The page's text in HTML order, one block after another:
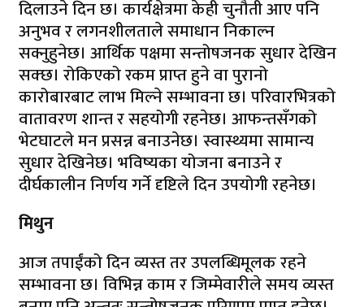
दिलाउने दिन छ। कार्यक्षेत्रमा केही चुनौती आए पनि
अनुभव र लगनशीलताले समाधान निकाल्न
सक्नुहुनेछ। आर्थिक पक्षमा सन्तोषजनक सुधार देखिन
सक्छ। रोकिएको रकम प्राप्त हुने वा पुरानो
कारोबारबाट लाभ मिल्ने सम्भावना छ। परिवारभित्रको
वातावरण शान्त र सहयोगी रहनेछ। आफन्तसँगको
भेटघाटले मन प्रसन्न बनाउनेछ। स्वास्थ्यमा सामान्य
सुधार देखिनेछ। भविष्यका योजना बनाउने र
दीर्घकालीन निर्णय गर्ने दृष्टिले दिन उपयोगी रहनेछ।
मिथुन
आज तपाईंको दिन व्यस्त तर उपलब्धिमूलक रहने
सम्भावना छ। विभिन्न काम र जिम्मेवारीले समय व्यस्त